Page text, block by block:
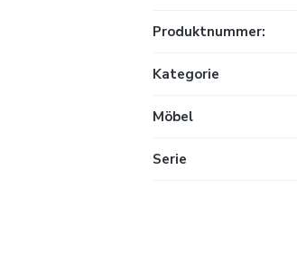
Produktnummer:
Kategorie
Möbel
Serie